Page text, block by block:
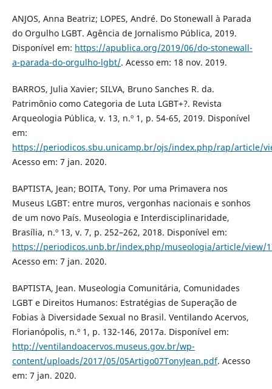
ANJOS, Anna Beatriz; LOPES, André. Do Stonewall à Parada
do Orgulho LGBT. Agência de Jornalismo Pública, 2019.
Disponível em: https://apublica.org/2019/06/do-stonewall-
a-parada-do-orgulho-lgbt/. Acesso em: 18 nov. 2019.
BARROS, Julia Xavier; SILVA, Bruno Sanches R. da.
Patrimônio como Categoria de Luta LGBT+?. Revista
Arqueologia Pública, v. 13, n.º 1, p. 54-65, 2019. Disponível
em:
https://periodicos.sbu.unicamp.br/ojs/index.php/rap/article/
Acesso em: 7 jan. 2020.
BAPTISTA, Jean; BOITA, Tony. Por uma Primavera nos
Museus LGBT: entre muros, vergonhas nacionais e sonhos
de um novo País. Museologia e Interdisciplinaridade,
Brasília, n.º 13, v. 7, p. 252–262, 2018. Disponível em:
https://periodicos.unb.br/index.php/museologia/article/view/
Acesso em: 7 jan. 2020.
BAPTISTA, Jean. Museologia Comunitária, Comunidades
LGBT e Direitos Humanos: Estratégias de Superação de
Fobias à Diversidade Sexual no Brasil. Ventilando Acervos,
Florianópolis, n.º 1, p. 132-146, 2017a. Disponível em:
http://ventilandoacervos.museus.gov.br/wp-
content/uploads/2017/05/05Artigo07TonyJean.pdf. Acesso
em: 7 jan. 2020.